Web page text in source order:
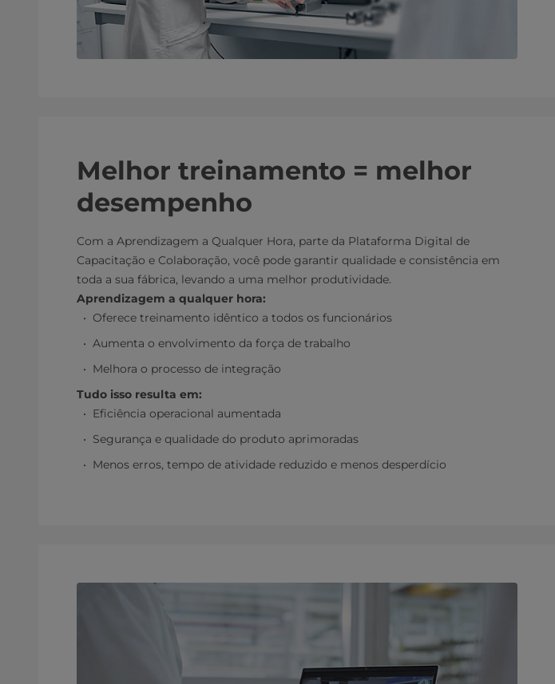
Melhor treinamento = melhor
desempenho
Com a Aprendizagem a Qualquer Hora, parte da Plataforma Digital de
Capacitação e Colaboração, você pode garantir qualidade e consistência em
toda a sua fábrica, levando a uma melhor produtividade.
Aprendizagem a qualquer hora:
Oferece treinamento idêntico a todos os funcionários
Aumenta o envolvimento da força de trabalho
Melhora o processo de integração
Tudo isso resulta em:
Eficiência operacional aumentada
Segurança e qualidade do produto aprimoradas
Menos erros, tempo de atividade reduzido e menos desperdício